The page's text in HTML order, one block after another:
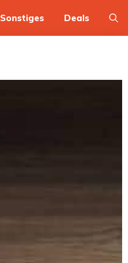
Sonstiges Deals